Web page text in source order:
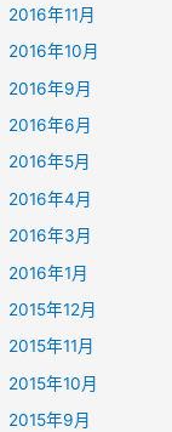
2016年11月
2016年10月
2016年9月
2016年6月
2016年5月
2016年4月
2016年3月
2016年1月
2015年12月
2015年11月
2015年10月
2015年9月